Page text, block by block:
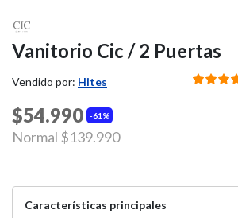
Vanitorio Cic / 2 Puertas
Vendido por: Hites
61%
$54.990
Price reduced from
Normal $139.990to
Características principales